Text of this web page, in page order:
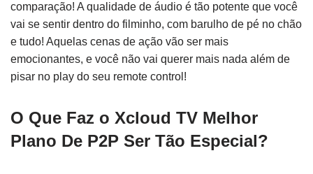
comparação! A qualidade de áudio é tão potente que você
vai se sentir dentro do filminho, com barulho de pé no chão
e tudo! Aquelas cenas de ação vão ser mais
emocionantes, e você não vai querer mais nada além de
pisar no play do seu remote control!
O Que Faz o Xcloud TV Melhor
Plano De P2P Ser Tão Especial?